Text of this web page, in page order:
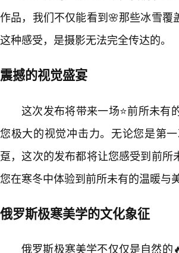
作品，我们不仅能看到🌸那些冰雪
这种感受，是摄影无法完全传达的。
震撼的视觉盛宴
这次发布将带来一场⭐前所未
您极大的视觉冲击力。无论您是第
趸，这次的发布都将让您感受到前
您在寒冬中体验到前所未有的温暖与
俄罗斯极寒美学的文化象征
俄罗斯极寒美学不仅仅是自然